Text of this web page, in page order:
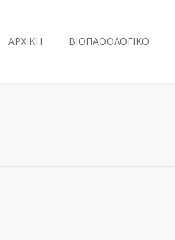
ΑΡΧΙΚΗ ΒΙΟΠΑΘΟΛΟΓΙΚΟ